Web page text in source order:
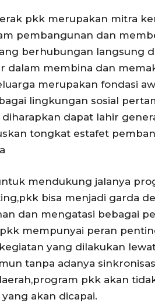
pkk merupakan mitra
pembangunan dan
berhubungan langsung
dalam membina dan
merupakan fondasi
lingkungan sosial
dapat lahir
tongkat estafet
mendukung jalanya
bisa menjadi garda
dan mengatasi bebagai
mempunyai peran
yang dilakukan
tanpa adanya
pkk akan
akan dicapai.